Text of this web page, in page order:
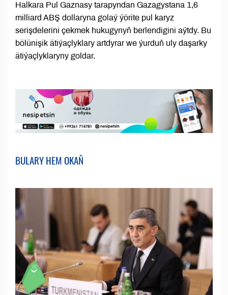
Halkara Pul Gaznasy tarapyndan Gazagystana 1,6
milliard ABŞ dollaryna golaý ýörite pul karyz
serişdelerini çekmek hukugynyň berlendigini aýtdy. Bu
bölünişik ätiýaçlyklary artdyrar we ýurduň uly daşarky
ätiýaçlyklaryny goldar.
BULARY HEM OKAŇ